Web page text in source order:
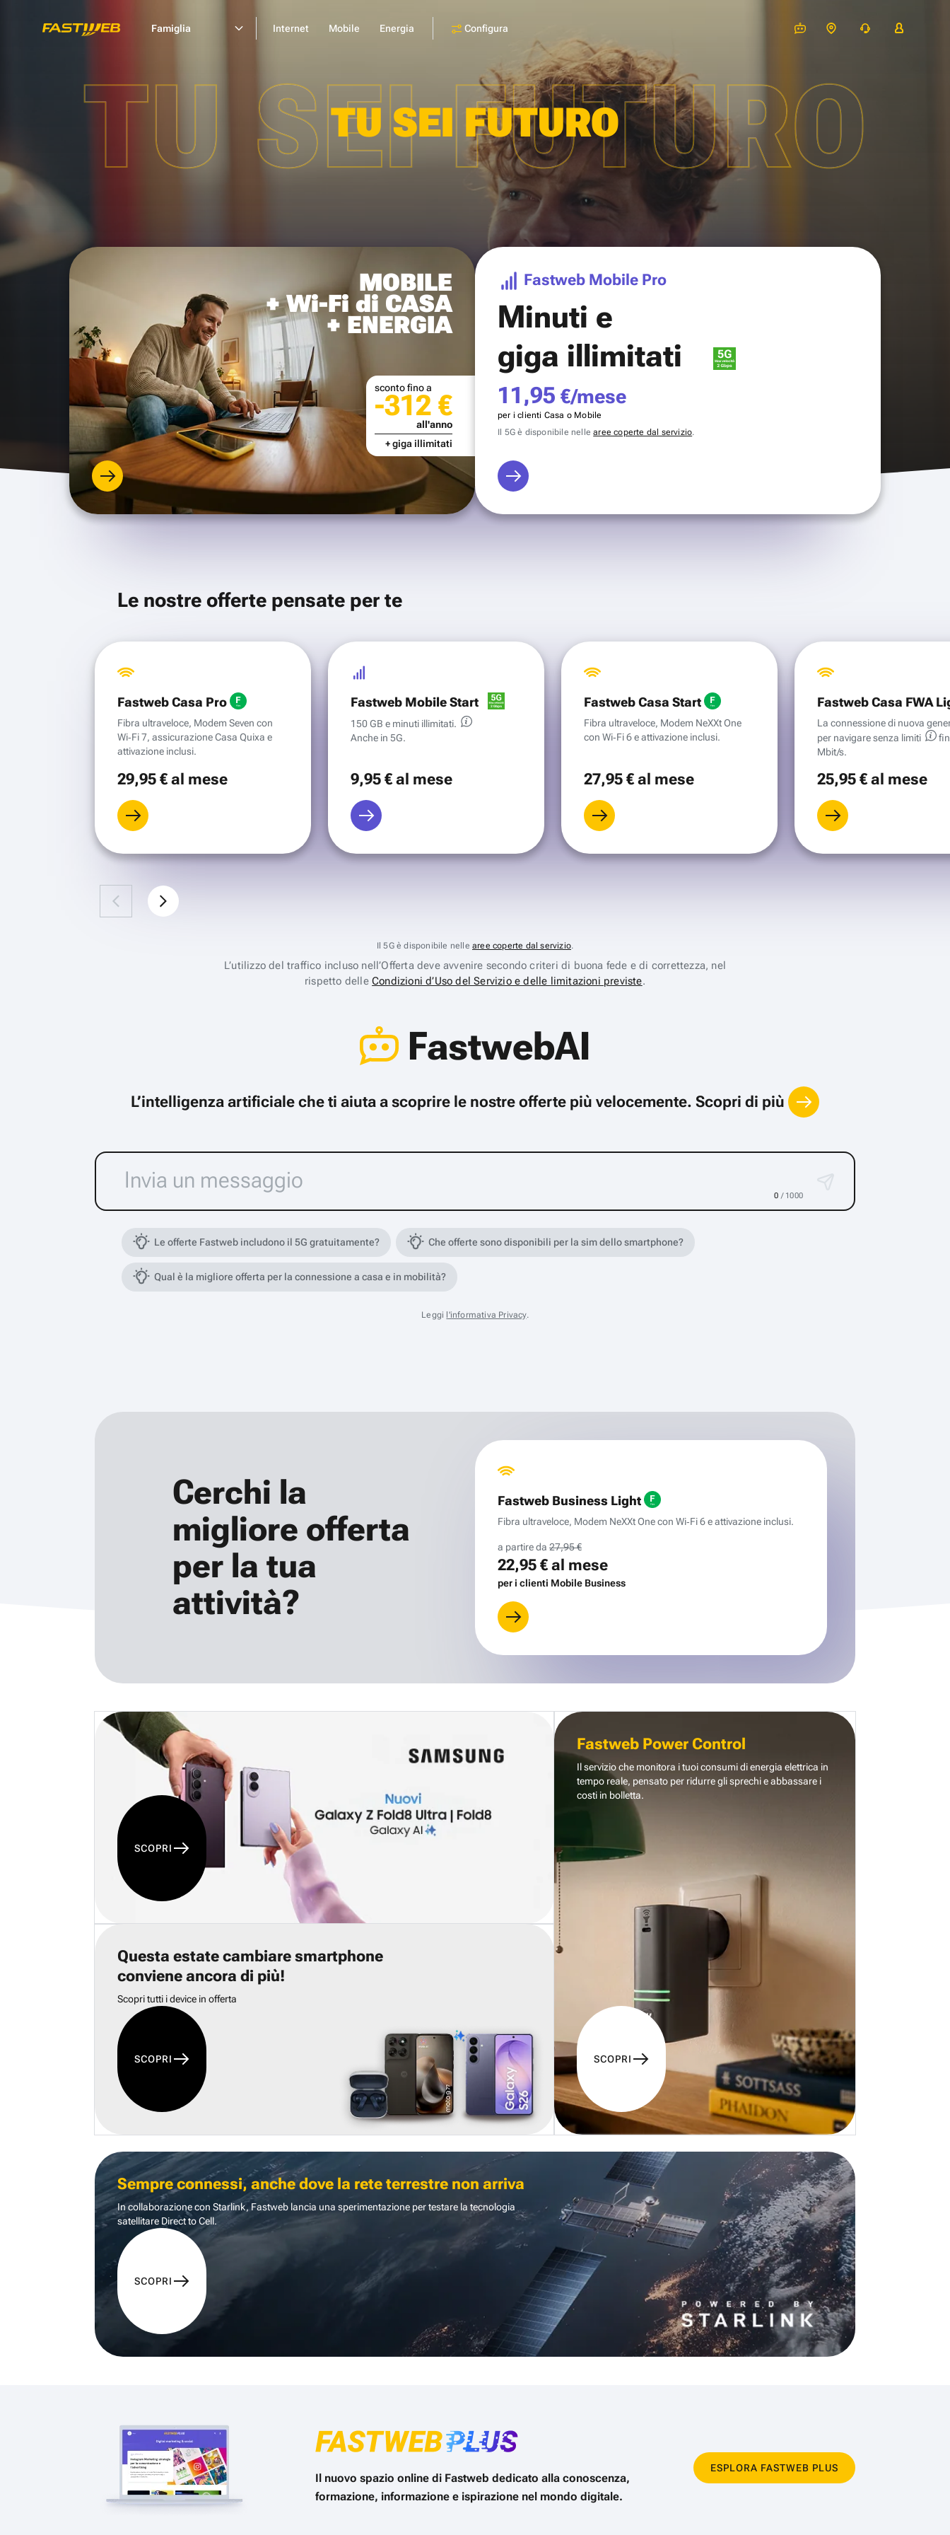
Famiglia Internet Mobile Energia Configura
TU SEI FUTURO
TU SEI FUTURO
MOBILE
+ Wi-Fi di CASA
+ ENERGIA
sconto fino a
-312 €
all'anno
+ giga illimitati
Fastweb Mobile Pro
Minuti e
giga illimitati
11,95 €/mese
per i clienti Casa o Mobile
Il 5G è disponibile nellearee coperte dal servizio.
Le nostre offerte pensate per te
Fastweb Casa Pro
Fibra ultraveloce, Modem Seven con
Wi‑Fi 7, assicurazione Casa Quixa e
attivazione inclusi.
29,95 €al mese
Fastweb Mobile Start
150 GB e minuti illimitati.
Anche in 5G.
9,95 €al mese
Fastweb Casa Start
Fibra ultraveloce, Modem NeXXt One
con Wi‑Fi 6 e attivazione inclusi.
27,95 €al mese
Fastweb Casa FWA
La connessione di nuova
per navigare senza limiti
Mbit/s.
25,95 €al mese
Il 5G è disponibile nelle aree coperte dal servizio.
L’utilizzo del traffico incluso nell’Offerta deve avvenire secondo criteri di buona fede e di correttezza, nel
rispetto delleCondizioni d’Uso del Servizio e delle limitazioni previste.
FastwebAI
L’intelligenza artificiale che ti aiuta a scoprire le nostre offerte più velocemente. Scopri di più
0 / 1000
Le offerte Fastweb includono il 5G gratuitamente? Che offerte sono disponibili per la sim dello smartphone?
Qual è la migliore offerta per la connessione a casa e in mobilità?
Leggi l'informativa Privacy.
Cerchi la
migliore offerta
per la tua
attività?
Fastweb Business Light
Fibra ultraveloce, Modem NeXXt One con Wi‑Fi 6 e attivazione inclusi.
a partire da 27,95 €
22,95 €al mese
per i clienti Mobile Business
SCOPRI
Questa estate cambiare smartphone
conviene ancora di più!
Scopri tutti i device in offerta
SCOPRI
Fastweb Power Control
Il servizio che monitora i tuoi consumi di energia elettrica in
tempo reale, pensato per ridurre gli sprechi e abbassare i
costi in bolletta.
SCOPRI
Sempre connessi, anche dove la rete terrestre non arriva
In collaborazione con Starlink, Fastweb lancia una sperimentazione per testare la tecnologia
satellitare Direct to Cell.
SCOPRI
Il nuovo spazio online di Fastweb dedicato alla conoscenza,
formazione, informazione e ispirazione nel mondo digitale.
ESPLORA FASTWEB PLUS